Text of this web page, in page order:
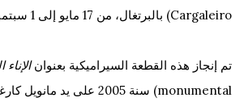
Cargaleiro) بالبرتغال، من 17 مايو إلى 1 سبتمبر 2024.
تم إنجاز هذه القطعة السيراميكية بعنوان